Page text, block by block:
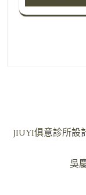
文
JIUYI俱意診所設
吳